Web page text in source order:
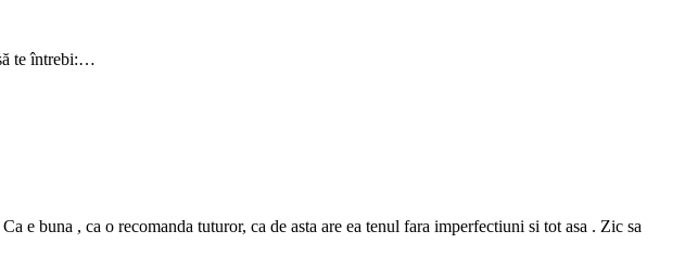
te întrebi:…
e buna , ca o recomanda tuturor, ca de asta are ea tenul fara imperfectiuni si tot asa . Zic sa